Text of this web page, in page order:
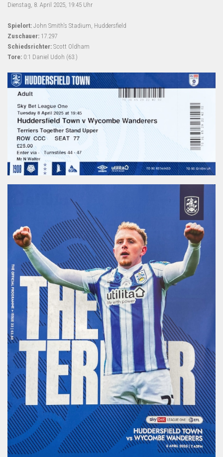
Dienstag, 8. April 2025, 19:45 Uhr
Spielort: John Smith's Stadium, Huddersfield
Zuschauer: 17.297
Schiedsrichter: Scott Oldham
Tore: 0:1 Daniel Udoh (63.)